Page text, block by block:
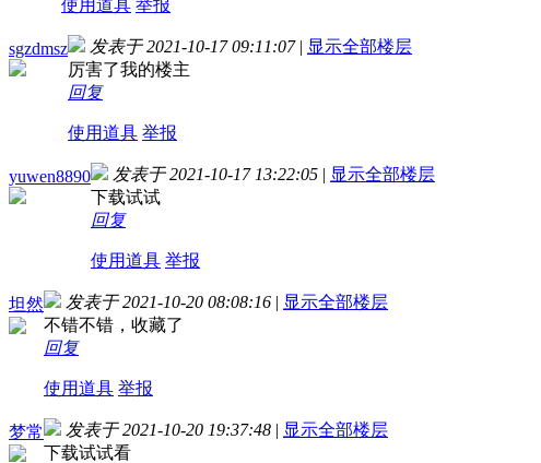
使用道具 举报
sgzdmsz 发表于 2021-10-17 09:11:07 | 显示全部楼层
厉害了我的楼主
回复
使用道具 举报
yuwen8890 发表于 2021-10-17 13:22:05 | 显示全部楼层
下载试试
回复
使用道具 举报
坦然 发表于 2021-10-20 08:08:16 | 显示全部楼层
不错不错，收藏了
回复
使用道具 举报
梦常 发表于 2021-10-20 19:37:48 | 显示全部楼层
下载试试看